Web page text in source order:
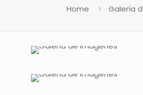
Home Galería